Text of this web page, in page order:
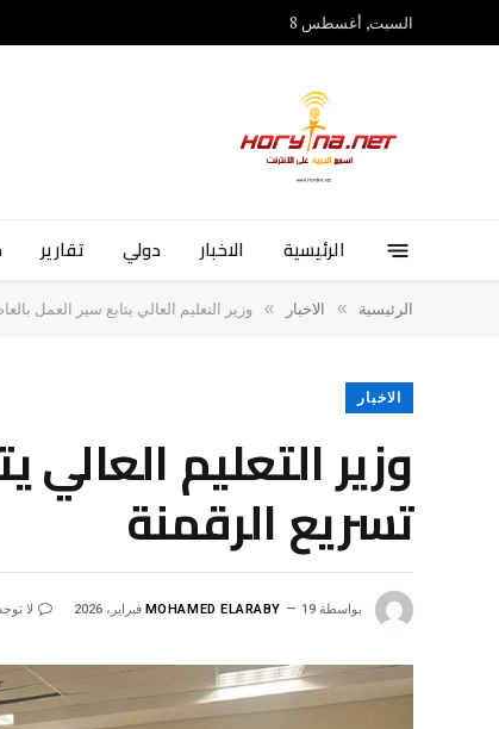
السبت, أغسطس 8
الرئيسية الاخبار دولي تقارير
الرئيسية » الاخبار » وزير التعليم العالي يتابع سير العمل
الاخبار
وزير التعليم
تسريع الرقمنة
بواسطة MOHAMED ELARABY 19 فبراير، 2026 لا